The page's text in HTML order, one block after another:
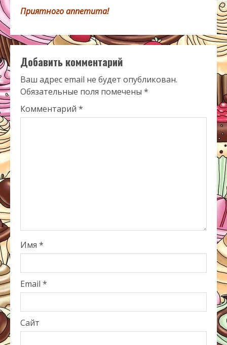
Приятного аппетита!
Добавить комментарий
Ваш адрес email не будет опубликован.
Обязательные поля помечены *
Комментарий *
Имя *
Email *
Сайт